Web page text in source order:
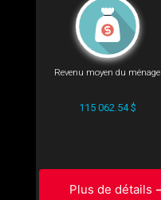
Revenu moyen du ménage
115 062.54 $
Plus de détails